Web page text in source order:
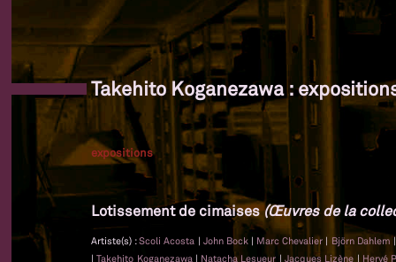
Takehito Koganezawa :
expositions
Lotissement de cimaises(Œuvres de la
Artiste(s) :Scoli Acosta | John Bock | Marc Chevalier | Björn Dahlem
|Takehito Koganezawa | Natacha Lesueur |Jacques Lizène | Hervé